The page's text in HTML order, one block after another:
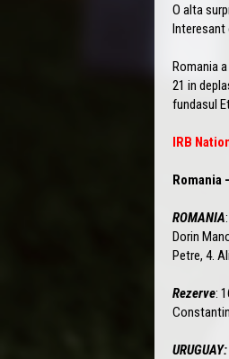
O alta
Interesant
Romania
21 in
fundasul
IRB
Romania
ROMANIA
Dorin
Petre, 4.
Rezerve:
URUGUAY: